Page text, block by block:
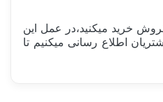
خرید میکنید،در عمل این
مشتریان اطلاع رسانی میکنیم تا